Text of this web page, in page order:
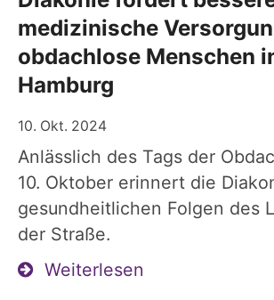
medizinische
obdachlose Menschen
Hamburg
10. Okt. 2024
Anlässlich des Tags der
10. Oktober erinnert die
gesundheitlichen Folgen des
der Straße.
Weiterlesen